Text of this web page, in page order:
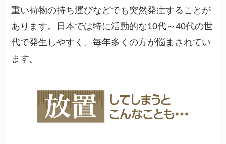
重い荷物の持ち運びなどでも突然発症することが
あります。日本では特に活動的な10代～40代の世
代で発生しやすく、毎年多くの方が悩まされてい
ます。